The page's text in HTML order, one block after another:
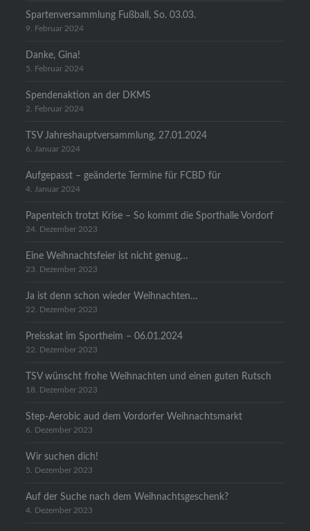
Spartenversammlung Fußball, So. 03.03.
9. Februar 2024
Danke, Gina!
5. Februar 2024
Spendenaktion an der DKMS
2. Februar 2024
TSV Jahreshauptversammlung, 27.01.2024
6. Januar 2024
Aufgepasst – geänderte Termine für FCBD für
4. Januar 2024
Papenteich trotzt Krise – So kommt die Sporthalle Vordorf
24. Dezember 2023
Eine Weihnachtsfeier ist nicht genug…
23. Dezember 2023
Ja ist denn schon wieder Weihnachten…
22. Dezember 2023
Preisskat im Sportheim – 06.01.2024
22. Dezember 2023
TSV wünscht frohe Weihnachten und einen guten Rutsch
18. Dezember 2023
Step-Aerobic aud dem Vordorfer Weihnachtsmarkt
6. Dezember 2023
Wir suchen dich!
5. Dezember 2023
Auf der Suche nach dem Weihnachtsgeschenk?
4. Dezember 2023